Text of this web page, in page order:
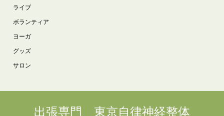
ライブ
ボランティア
ヨーガ
グッズ
サロン
出張専門 東京自律神経整体